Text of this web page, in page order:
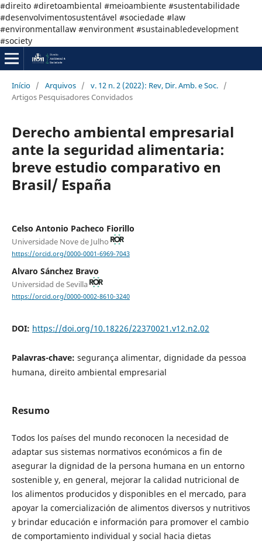
#direito #diretoambiental #meioambiente #sustentabilidade
#desenvolvimentosustentável #sociedade #law
#environmentallaw #environment #sustainabledevelopment
#society
Início / Arquivos / v. 12 n. 2 (2022): Rev, Dir. Amb. e Soc. /
Artigos Pesquisadores Convidados
Derecho ambiental empresarial
ante la seguridad alimentaria:
breve estudio comparativo en
Brasil/ España
Celso Antonio Pacheco Fiorillo
Universidade Nove de Julho
https://orcid.org/0000-0001-6969-7043
Alvaro Sánchez Bravo
Universidad de Sevilla
https://orcid.org/0000-0002-8610-3240
DOI: https://doi.org/10.18226/22370021.v12.n2.02
Palavras-chave: segurança alimentar, dignidade da pessoa
humana, direito ambiental empresarial
Resumo
Todos los países del mundo reconocen la necesidad de
adaptar sus sistemas normativos económicos a fin de
asegurar la dignidad de la persona humana en un entorno
sostenible y, en general, mejorar la calidad nutricional de
los alimentos producidos y disponibles en el mercado, para
apoyar la comercialización de alimentos diversos y nutritivos
y brindar educación e información para promover el cambio
de comportamiento individual y social hacia dietas